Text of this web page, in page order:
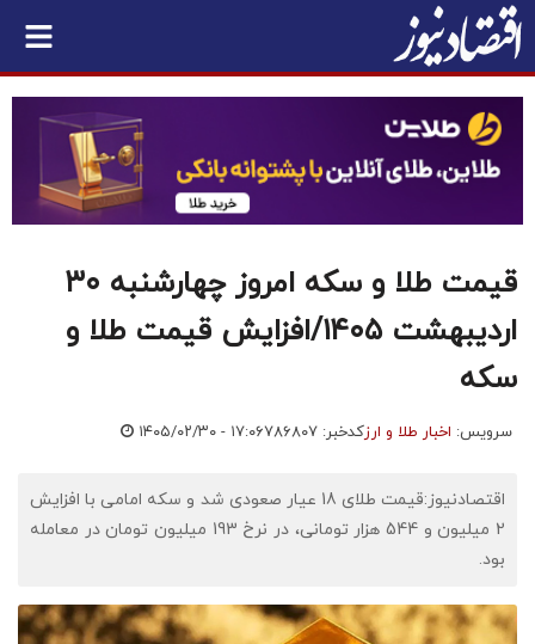
قیمت طلا و سکه امروز چهارشنبه ۳۰
اردیبهشت ۱۴۰۵/افزایش قیمت طلا و
سکه
سرویس: اخبار طلا و ارزکدخبر: ۷۸۶۸۰۷ ۱۴۰۵/۰۲/۳۰ - ۱۷:۰۶
اقتصادنیوز:قیمت طلای 18 عیار صعودی شد و سکه امامی با افزایش
2 میلیون و 544 هزار تومانی، در نرخ 193 میلیون تومان در معامله
بود.